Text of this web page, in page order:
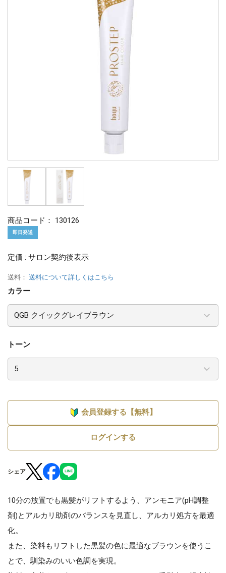
商品コード： 130126
即日発送
定価 : サロン契約後表示
送料： 送料について詳しくはこちら
カラー
トーン
会員登録する【無料】
ログインする
シェア
10分の放置でも黒髪がリフトするよう、アンモニア(pH調整
剤)とアルカリ助剤のバランスを見直し、アルカリ処方を最適
化。
また、染料もリフトした黒髪の色に最適なブラウンを使うこ
とで、馴染みのいい色調を実現。